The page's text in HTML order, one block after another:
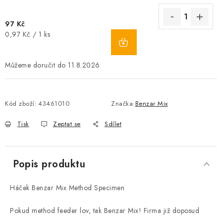
97 Kč
Měrná
0,97 Kč / 1 ks
11.8.2026
Kód zboží: 43461010 Značka:Benzar Mix
Tisk Zeptat se Sdílet
Popis produktu
Háček Benzar Mix Method Specimen
Pokud method feeder lov, tak Benzar Mix! Firma již doposud